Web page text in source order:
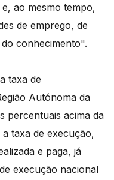
ao mesmo tempo,
de emprego, de
conhecimento".
taxa de
Autónoma da
percentuais acima da
taxa de execução,
e paga, já
execução nacional